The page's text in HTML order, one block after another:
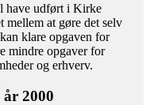
have udført i Kirke
mellem at gøre det selv
klare opgaven for
mindre opgaver for
og erhverv.
2000